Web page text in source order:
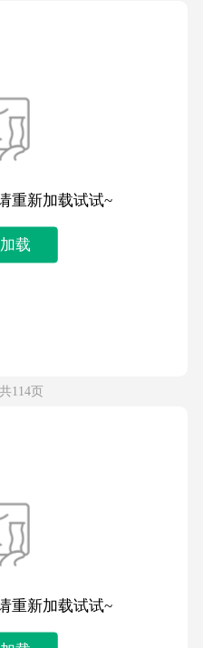
重新加载试试~
载
114页
重新加载试试~